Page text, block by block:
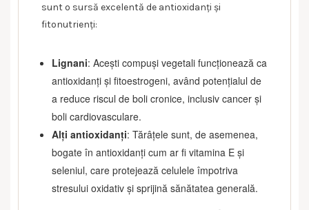
sunt o sursă excelentă de antioxidanți și
fitonutrienți:
Lignani: Acești compuși vegetali funcționează ca
antioxidanți și fitoestrogeni, având potențialul de
a reduce riscul de boli cronice, inclusiv cancer și
boli cardiovasculare.
Alți antioxidanți: Tărâțele sunt, de asemenea,
bogate în antioxidanți cum ar fi vitamina E și
seleniul, care protejează celulele împotriva
stresului oxidativ și sprijină sănătatea generală.